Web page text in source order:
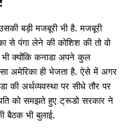
बड़ी मजबूरी भी है. मजबूरी
से पंगा लेने की कोशिश की तो वो
भी क्योंकि कनाडा अपने कुल
अमेरिका ही भेजता है. ऐसे में अगर
की अर्थव्यवस्था पर सीधे तौर पर
को समझते हुए ट्रूडो सरकार ने
भी बुलाई.